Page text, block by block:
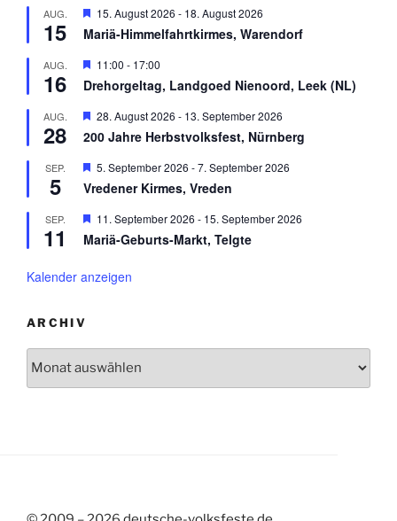
ee
h
o
e
o
r
e
h
o
e
n
AUG.
15
H
r
o
r
e
h
o
e
15. August 2026 - 18. August 2026
Mariä-Himmelfahrtkirmes, Warendorf
AUG.
16
H
r
o
r
e
h
o
e
11:00 - 17:00
Drehorgeltag, Landgoed Nienoord, Leek (NL)
AUG.
28
H
r
o
r
e
h
o
n
28. August 2026 - 13. September 2026
200 Jahre Herbstvolksfest, Nürnberg
SEP.
5
H
r
o
r
h
5. September 2026 -7. September 2026
Vredener Kirmes, Vreden
SEP.
11
H
r
o
o
e
n
11. September 2026 - 15. September 2026
Mariä-Geburts-Markt, Telgte
Kalender anzeigen
ARCHIV